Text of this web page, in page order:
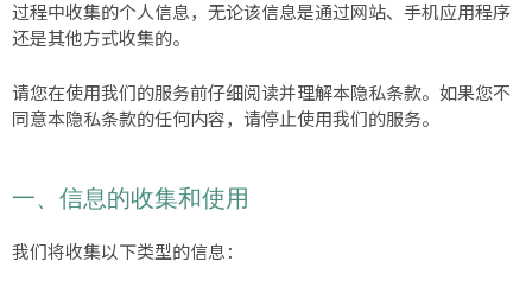
过程中收集的个人信息，无论该信息是通过网站、手机应用程序
还是其他方式收集的。
请您在使用我们的服务前仔细阅读并理解本隐私条款。如果您不
同意本隐私条款的任何内容，请停止使用我们的服务。
一、信息的收集和使用
我们将收集以下类型的信息：